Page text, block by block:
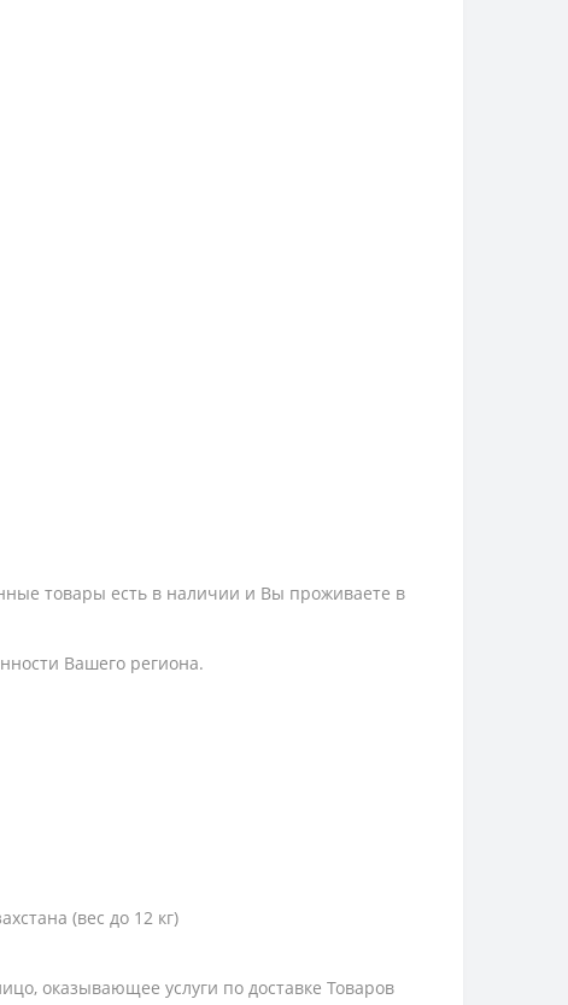
товары есть в наличии и Вы проживаете в
Вашего региона.
(вес до 12 кг)
оказывающее услуги по доставке Товаров